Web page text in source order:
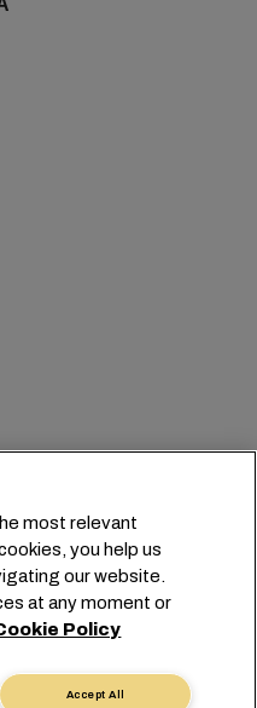
info@msc.com
Switzerland
cookie
данных
most relevant
you help us
our website.
at any moment or
Policy
Accept All